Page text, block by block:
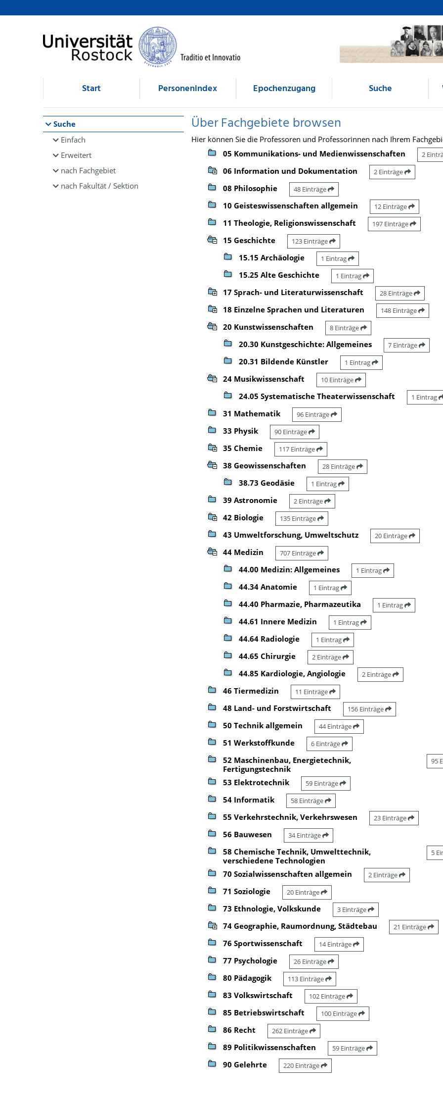
Browsen
direkt zum Inhalt
Start Personenindex Epochenzugang Suche
Suche
Einfach
Erweitert
nach Fachgebiet
nach Fakultät / Sektion
Über Fachgebiete browsen
Hier können Sie die Professoren und Professorinnen nach Ihrem
05 Kommunikations- und Medienwissenschaften
2
06 Information und Dokumentation 2 Einträge
08 Philosophie 48 Einträge
10 Geisteswissenschaften allgemein 12 Einträge
11 Theologie, Religionswissenschaft 197 Einträge
15 Geschichte 123 Einträge
15.15 Archäologie 1 Eintrag
15.25 Alte Geschichte 1 Eintrag
17 Sprach- und Literaturwissenschaft 28 Einträge
18 Einzelne Sprachen und Literaturen 148 Einträge
20 Kunstwissenschaften 8 Einträge
20.30 Kunstgeschichte: Allgemeines 7 Einträge
20.31 Bildende Künstler 1 Eintrag
24 Musikwissenschaft 10 Einträge
24.05 Systematische Theaterwissenschaft 1 Eintrag
31 Mathematik 96 Einträge
33 Physik 90 Einträge
35 Chemie 117 Einträge
38 Geowissenschaften 28 Einträge
38.73 Geodäsie 1 Eintrag
39 Astronomie 2 Einträge
42 Biologie 135 Einträge
43 Umweltforschung, Umweltschutz 20 Einträge
44 Medizin 707 Einträge
44.00 Medizin: Allgemeines 1 Eintrag
44.34 Anatomie 1 Eintrag
44.40 Pharmazie, Pharmazeutika 1 Eintrag
44.61 Innere Medizin 1 Eintrag
44.64 Radiologie 1 Eintrag
44.65 Chirurgie 2 Einträge
44.85 Kardiologie, Angiologie 2 Einträge
46 Tiermedizin 11 Einträge
48 Land- und Forstwirtschaft 156 Einträge
50 Technik allgemein 44 Einträge
51 Werkstoffkunde 6 Einträge
52 Maschinenbau, Energietechnik,
Fertigungstechnik
95
53 Elektrotechnik 59 Einträge
54 Informatik 58 Einträge
55 Verkehrstechnik, Verkehrswesen 23 Einträge
56 Bauwesen 34 Einträge
58 Chemische Technik, Umwelttechnik,
verschiedene Technologien
5
70 Sozialwissenschaften allgemein 2 Einträge
71 Soziologie 20 Einträge
73 Ethnologie, Volkskunde 3 Einträge
74 Geographie, Raumordnung, Städtebau 21 Einträge
76 Sportwissenschaft 14 Einträge
77 Psychologie 26 Einträge
80 Pädagogik 113 Einträge
83 Volkswirtschaft 102 Einträge
85 Betriebswirtschaft 100 Einträge
86 Recht 262 Einträge
89 Politikwissenschaften 59 Einträge
90 Gelehrte 220 Einträge